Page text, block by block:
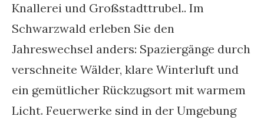
Knallerei und Großstadttrubel.. Im
Schwarzwald erleben Sie den
Jahreswechsel anders: Spaziergänge durch
verschneite Wälder, klare Winterluft und
ein gemütlicher Rückzugsort mit warmem
Licht. Feuerwerke sind in der Umgebung